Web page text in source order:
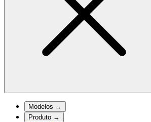
Modelos →
Produto →